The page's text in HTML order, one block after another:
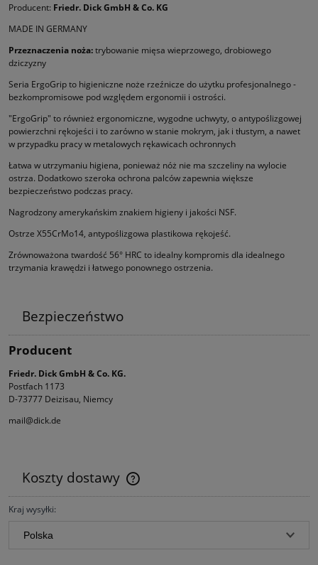
Producent: Friedr. Dick GmbH & Co. KG
MADE IN GERMANY
Przeznaczenia noża:trybowanie mięsa wieprzowego, drobiowego
dziczyzny
Seria ErgoGrip to higieniczne noże rzeźnicze do użytku profesjonalnego -
bezkompromisowe pod względem ergonomii i ostrości.
"ErgoGrip" to również ergonomiczne, wygodne uchwyty, o antypoślizgowej
powierzchni rękojeści i to zarówno w stanie mokrym, jak i tłustym, a nawet
w przypadku pracy w metalowych rękawicach ochronnych
Łatwa w utrzymaniu higiena, ponieważ nóż nie ma szczeliny na wylocie
ostrza. Dodatkowo szeroka ochrona palców zapewnia większe
bezpieczeństwo podczas pracy.
Nagrodzony amerykańskim znakiem higieny i jakości NSF.
Ostrze X55CrMo14, antypoślizgowa plastikowa rękojeść.
Zrównoważona twardość 56° HRC to idealny kompromis dla idealnego
trzymania krawędzi i łatwego ponownego ostrzenia.
Bezpieczeństwo
Producent
Friedr. Dick GmbH & Co. KG.
Postfach 1173
D-73777 Deizisau, Niemcy
mail@dick.de
Koszty dostawy
Cena nie zawiera ewentualnych kosztów płatności
Kraj wysyłki: